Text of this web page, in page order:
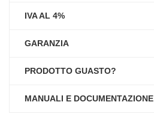
IVA AL 4%
GARANZIA
PRODOTTO GUASTO?
MANUALI E DOCUMENTAZIONE